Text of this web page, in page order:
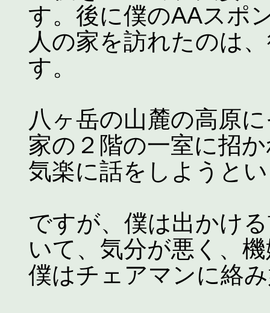
す。後に僕のAAスポ
人の家を訪れたのは
す。
八ヶ岳の山麓の高原
家の２階の一室に招
気楽に話をしようと
ですが、僕は出かけ
いて、気分が悪く、
僕はチェアマンに絡